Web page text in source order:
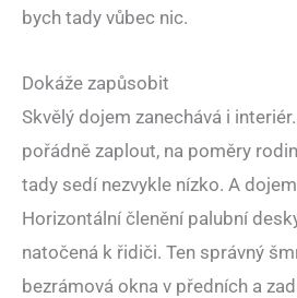
bych tady vůbec nic.
Dokáže zapůsobit
Skvělý dojem zanechává i
pořádně zaplout, na poměry
tady sedí nezvykle nízko. A
Horizontální členění palubní
natočená k řidiči. Ten správný
bezrámová okna v předních a